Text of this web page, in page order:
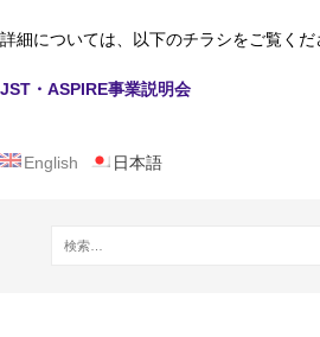
詳細については、以下のチラシをご覧くだ
JST・ASPIRE事業説明会
English 日本語